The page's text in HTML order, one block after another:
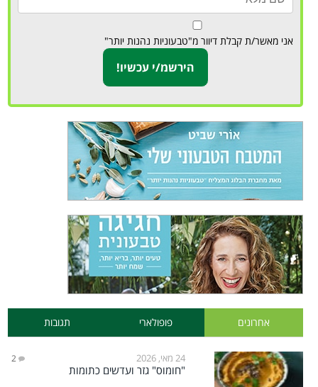
אני מאשר/ת קבלת דיוור מ"טבעוניות נהנות יותר"
אחרונים פופולארי תגובות
24 מאי, 2026 2
"חומוס" גזר ועדשים כתומות